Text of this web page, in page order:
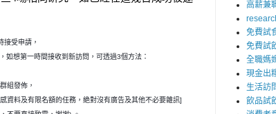
接受申請，
如想第一時間接收到新訪問，可透過3個方法：
組發佈，
資料及有限名額的任務，絶對沒有廣告及其他不必要雜訊]
高薪兼
免費試
免費試
全職媽
現金出
生活訪
飲品試